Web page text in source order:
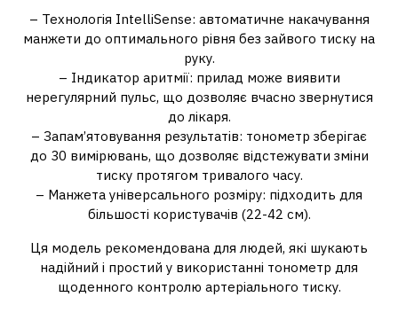
– Технологія IntelliSense: автоматичне накачування
манжети до оптимального рівня без зайвого тиску на
руку.
– Індикатор аритмії: прилад може виявити
нерегулярний пульс, що дозволяє вчасно звернутися
до лікаря.
– Запам’ятовування результатів: тонометр зберігає
до 30 вимірювань, що дозволяє відстежувати зміни
тиску протягом тривалого часу.
– Манжета універсального розміру: підходить для
більшості користувачів (22-42 см).
Ця модель рекомендована для людей, які шукають
надійний і простий у використанні тонометр для
щоденного контролю артеріального тиску.